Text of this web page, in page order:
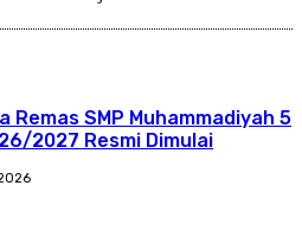
Remas SMP Muhammadiyah 5
2027 Resmi Dimulai